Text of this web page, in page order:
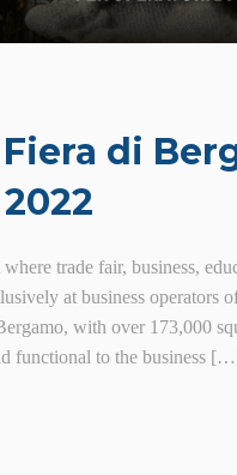
Fiera di
trade fair, business,
at business operators
with over 173,000
functional to the business